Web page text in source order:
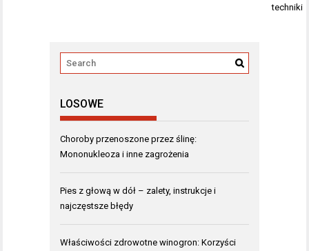
techniki
LOSOWE
Choroby przenoszone przez ślinę:
Mononukleoza i inne zagrożenia
Pies z głową w dół – zalety, instrukcje i
najczęstsze błędy
Właściwości zdrowotne winogron: Korzyści